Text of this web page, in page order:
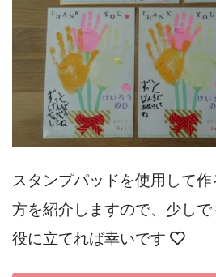
スタンプパッドを使用して
方を紹介しますので、少し
役に立てれば幸いです